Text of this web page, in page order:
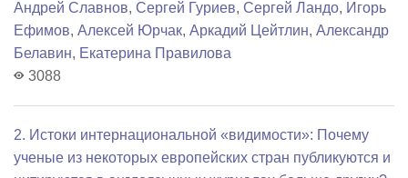
Андрей Славнов, Сергей Гуриев, Сергей Ландо, Игорь
Ефимов, Алексей Юрчак, Аркадий Цейтлин, Александр
Белавин, Екатерина Правилова
3088
2. Истоки интернациональной «видимости»: Почему
ученые из некоторых европейских стран публикуются и